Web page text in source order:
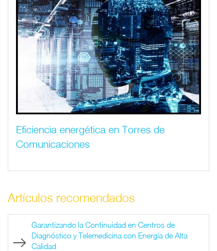
Eficiencia energética en Torres de
Comunicaciones
Artículos recomendados
Garantizando la Continuidad en Centros de
Diagnóstico y Telemedicina con Energía de Alta
Calidad